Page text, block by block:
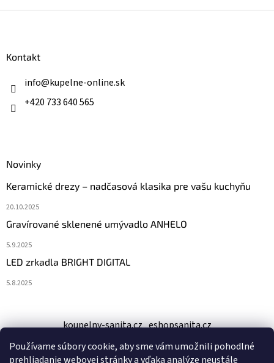
Používame súbory cookie, aby sme vám umožnili pohodlné
prehliadanie webovej stránky a vďaka analýze neustále
Kontakt
info@kupelne-online.sk
+420 733 640 565
Novinky
Keramické drezy – nadčasová klasika pre vašu kuchyňu
20.10.2025
Gravírované sklenené umývadlo ANHELO
5.9.2025
LED zrkadla BRIGHT DIGITAL
5.8.2025
koupelny-sanita.cz eshopsanita.cz